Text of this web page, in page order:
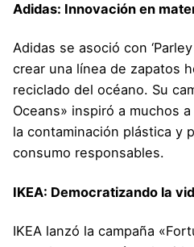
Adidas: Innovación en
Adidas se asoció con
crear una línea de zapatos
reciclado del océano. Su
Oceans» inspiró a muchos
la contaminación plástica y
consumo responsables.
IKEA: Democratizando la
IKEA lanzó la campaña